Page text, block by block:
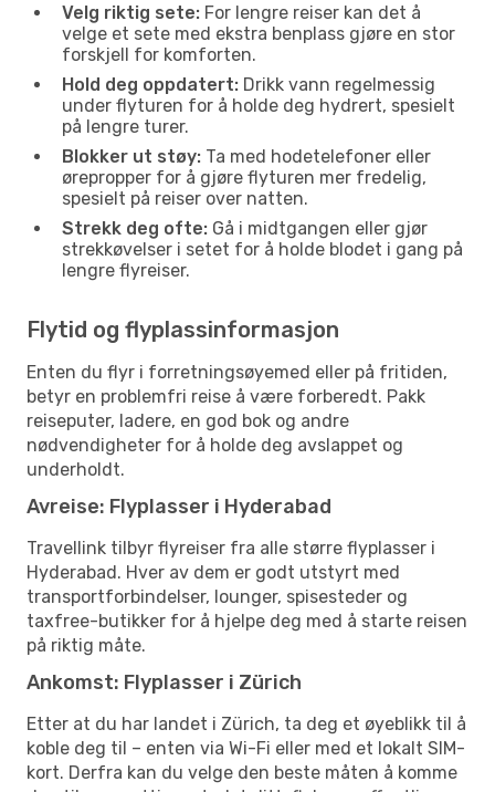
Velg riktig sete: For lengre reiser kan det å
velge et sete med ekstra benplass gjøre en stor
forskjell for komforten.
Hold deg oppdatert: Drikk vann regelmessig
under flyturen for å holde deg hydrert, spesielt
på lengre turer.
Blokker ut støy: Ta med hodetelefoner eller
ørepropper for å gjøre flyturen mer fredelig,
spesielt på reiser over natten.
Strekk deg ofte: Gå i midtgangen eller gjør
strekkøvelser i setet for å holde blodet i gang på
lengre flyreiser.
Flytid og flyplassinformasjon
Enten du flyr i forretningsøyemed eller på fritiden,
betyr en problemfri reise å være forberedt. Pakk
reiseputer, ladere, en god bok og andre
nødvendigheter for å holde deg avslappet og
underholdt.
Avreise: Flyplasser i Hyderabad
Travellink tilbyr flyreiser fra alle større flyplasser i
Hyderabad. Hver av dem er godt utstyrt med
transportforbindelser, lounger, spisesteder og
taxfree-butikker for å hjelpe deg med å starte reisen
på riktig måte.
Ankomst: Flyplasser i Zürich
Etter at du har landet i Zürich, ta deg et øyeblikk til å
koble deg til – enten via Wi-Fi eller med et lokalt SIM-
kort. Derfra kan du velge den beste måten å komme